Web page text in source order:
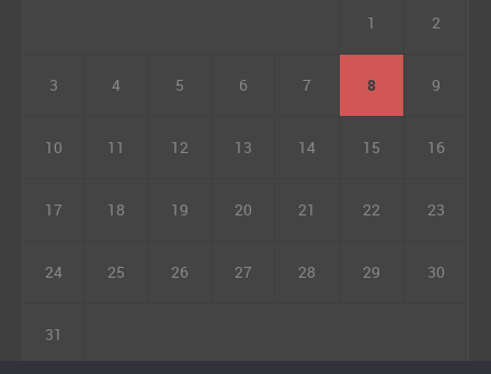
1 2
3 4 5 6 7 8 9
10 11 12 13 14 15 16
17 18 19 20 21 22 23
24 25 26 27 28 29 30
31